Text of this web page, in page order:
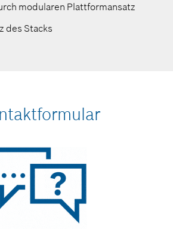
modularen Plattformansatz
des Stacks